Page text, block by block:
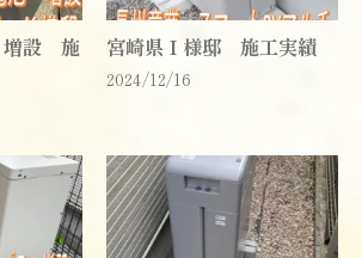
増設 施
宮崎県Ｉ様邸 施工実績
2024/12/16